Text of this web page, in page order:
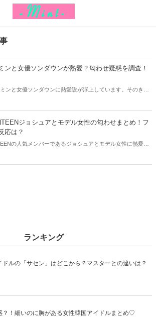
ンと女優ソンダウンが熱愛？匂わせ疑惑を調査！
ンと女優ソンダウンに熱愛説が浮上しています。そのきっ
ジョシュアとモデル女性の匂わせまとめ！フ
応は？
の人気メンバーであるジョシュアとモデル女性に熱愛説
ランキング
ドルの「サセン」はどこから？マスターとの違いは？
？！細いのに胸がある女性韓国アイドルまとめ♡